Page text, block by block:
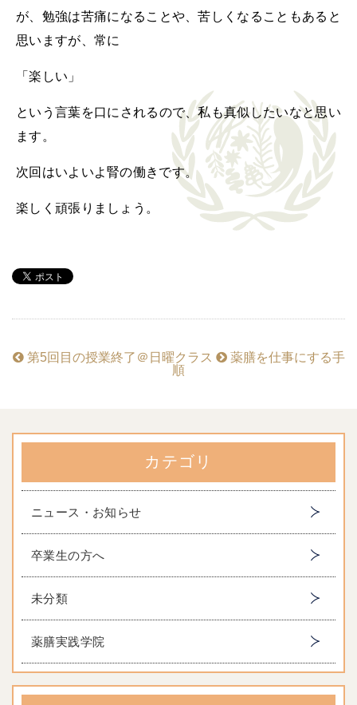
が、勉強は苦痛になることや、苦しくなることもあると
思いますが、常に
「楽しい」
という言葉を口にされるので、私も真似したいなと思い
ます。
次回はいよいよ腎の働きです。
楽しく頑張りましょう。
第5回目の授業終了＠日曜クラス
薬膳を仕事にする手
順
カテゴリ
ニュース・お知らせ
卒業生の方へ
未分類
薬膳実践学院